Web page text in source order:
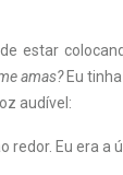
estar
amas?Eu tinha
audível:
Eu era a